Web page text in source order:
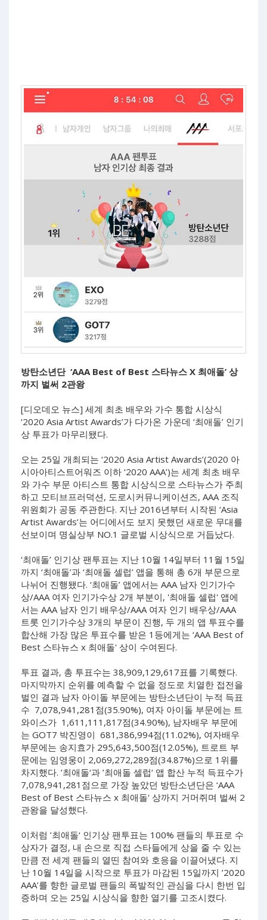
방탄소년단 ‘AAA Best of Best 스타뉴스 X 최애돌’ 상
까지 벌써 2관왕
[디오데오 뉴스] 세계 최초 배우와 가수 통합 시상식
‘2020 Asia Artist Awards’가 다가온 가운데 ‘최애돌’ 인기
상 투표가 마무리됐다.
오는 25일 개최되는 ‘2020 Asia Artist Awards’(2020 아
시아아티스트어워즈 이하 ‘2020 AAA’)는 세계 최초 배우
와 가수 부문 아티스트 통합 시상식으로 스타뉴스가 주최
하고 모티브프러덕션, 도로시커뮤니케이션즈, AAA 조직
위원회가 공동 주관한다. 지난 2016년부터 시작된 ‘Asia
Artist Awards’는 어디에서도 보지 못했던 새로운 무대를
선보이며 명실상부 NO.1 글로벌 시상식으로 거듭났다.
‘최애돌’ 인기상 팬투표는 지난 10월 14일부터 11월 15일
까지 ‘최애돌’과 ‘최애돌 셀럽’ 앱을 통해 총 6개 부문으로
나뉘어 진행됐다. ‘최애돌’ 앱에서는 AAA 남자 인기가수
상/AAA 여자 인기가수상 2개 부분이, '최애돌 셀럽' 앱에
서는 AAA 남자 인기 배우상/AAA 여자 인기 배우상/AAA
트롯 인기가수상 3개의 부문이 진행, 두 개의 앱 투표수를
합산해 가장 많은 투표수를 받은 1등에게는 ‘AAA Best of
Best 스타뉴스 x 최애돌' 상이 수여된다.
투표 결과, 총 투표수는 38,909,129,617표를 기록했다.
마지막까지 순위를 예측할 수 없을 정도로 치열한 접전을
벌인 결과 남자 아이돌 부문에는 방탄소년단이 누적 득표
수 7,078,941,281점(35.90%), 여자 아이돌 부문에는 트
와이스가 1,611,111,817점(34.90%), 남자배우 부문에
는 GOT7 박진영이 681,386,994점(11.02%), 여자배우
부문에는 송지효가 295,643,500점(12.05%), 트로트 부
문에는 임영웅이 2,069,272,289점(34.87%)으로 1위를
차지했다. ’최애돌‘과 ’최애돌 셀럽‘ 앱 합산 누적 득표수가
7,078,941,281점으로 가장 높았던 방탄소년단은 ‘AAA
Best of Best 스타뉴스 x 최애돌' 상까지 거머쥐며 벌써 2
관왕을 달성했다.
이처럼 ’최애돌‘ 인기상 팬투표는 100% 팬들의 투표로 수
상자가 결정, 내 손으로 직접 스타들에게 상을 줄 수 있는
만큼 전 세계 팬들의 열띤 참여와 호응을 이끌어냈다. 지
난 10월 14일을 시작으로 투표가 마감된 15일까지 ’2020
AAA’를 향한 글로벌 팬들의 폭발적인 관심을 다시 한번 입
증하며 오는 25일 시상식을 향한 열기를 고조시켰다.